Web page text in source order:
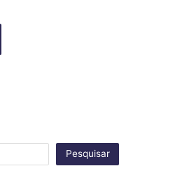
Pesquisar